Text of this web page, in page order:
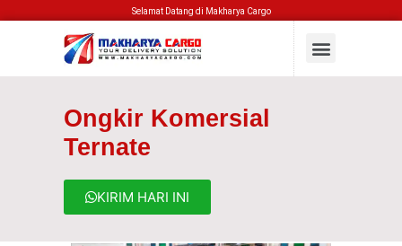
Selamat Datang di Makharya Cargo
Ongkir Komersial
Ternate
KIRIM HARI INI